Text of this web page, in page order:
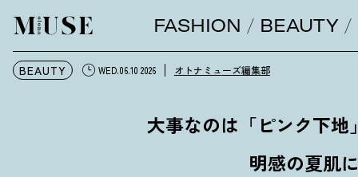
オトナミューズ ウェブFASHION BEAUTY
BEAUTY WED.06.10 2026 オトナミューズ編集部
大事なのは「ピンク下
明感の夏肌